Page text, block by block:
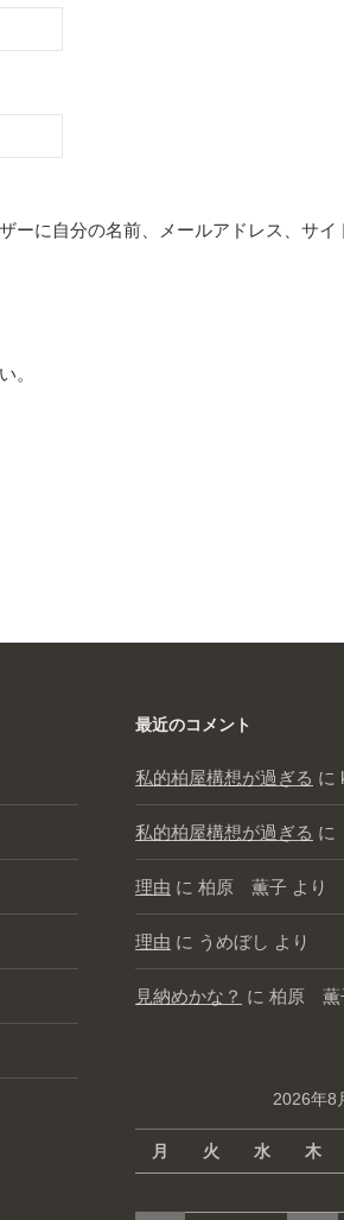
ーに自分の名前、メールアドレス、サイ
。
最近のコメント
私的柏屋構想が過ぎる に
私的柏屋構想が過ぎる に
理由 に 柏原 薫子 より
理由 に うめぼし より
見納めかな？ に 柏原 薫
2026年8
月 火 水 木